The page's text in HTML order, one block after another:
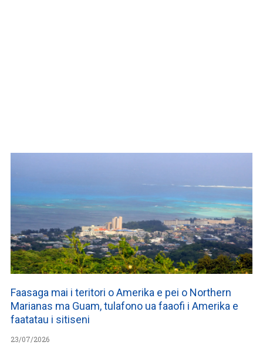
Faasaga mai i teritori o Amerika e pei o Northern
Marianas ma Guam, tulafono ua faaofi i Amerika e
faatatau i sitiseni
23/07/2026